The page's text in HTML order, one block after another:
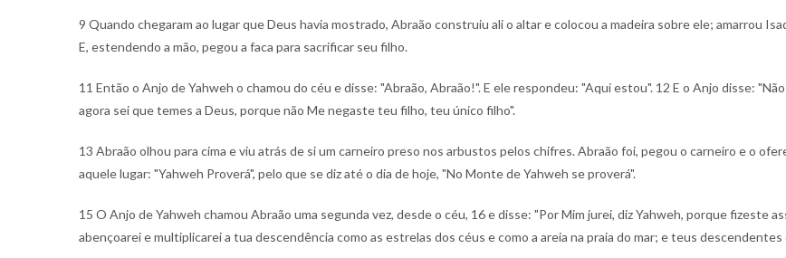
9 Quando chegaram ao lugar que Deus havia mostrado, Abraão construiu ali o altar e colocou a madeira sobre ele; amarrou
E, estendendo a mão, pegou a faca para sacrificar seu filho.
11 Então o Anjo de Yahweh o chamou do céu e disse: "Abraão, Abraão!". E ele respondeu: "Aqui estou". 12 E o Anjo disse:
agora sei que temes a Deus, porque não Me negaste teu filho, teu único filho".
13 Abraão olhou para cima e viu atrás de si um carneiro preso nos arbustos pelos chifres. Abraão foi, pegou o carneiro e o
aquele lugar: "Yahweh Proverá", pelo que se diz até o dia de hoje, "No Monte de Yahweh se proverá".
15 O Anjo de Yahweh chamou Abraão uma segunda vez, desde o céu, 16 e disse: "Por Mim jurei, diz Yahweh, porque fizeste
abençoarei e multiplicarei a tua descendência como as estrelas dos céus e como a areia na praia do mar; e teus